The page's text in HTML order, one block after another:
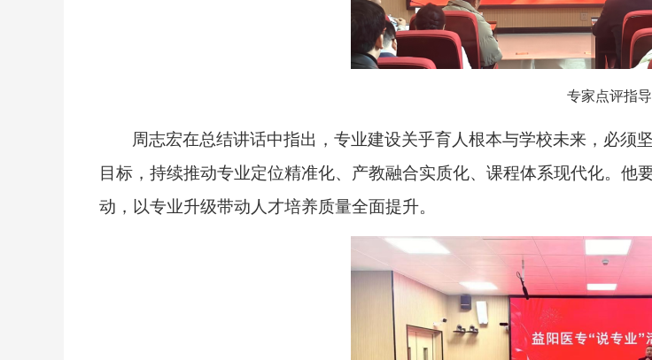
专家点评指导
周志宏在总结讲话中指出，专业建设关乎育人根本与学校未来，必须
目标，持续推动专业定位精准化、产教融合实质化、课程体系现代化。
动，以专业升级带动人才培养质量全面提升。